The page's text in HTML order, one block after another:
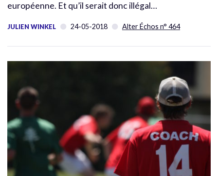
européenne. Et qu’il serait donc illégal…
JULIEN WINKEL 24-05-2018 Alter Échos n° 464